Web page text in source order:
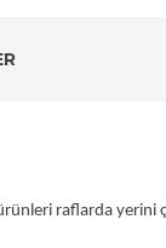
raflarda yerini